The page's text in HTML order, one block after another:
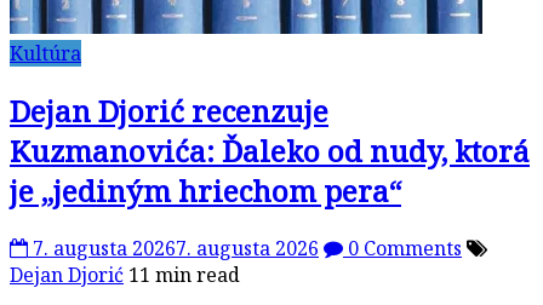
Kultúra
Dejan Djorić recenzuje
Kuzmanovića: Ďaleko od nudy, ktorá
je „jediným hriechom pera“
7. augusta 20267. augusta 2026
0 Comments
Dejan Djorić 11 min read